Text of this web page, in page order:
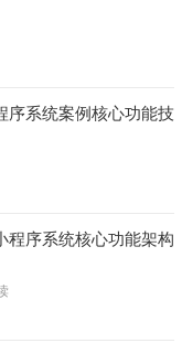
序系统案例核心功能技
程序系统核心功能架构